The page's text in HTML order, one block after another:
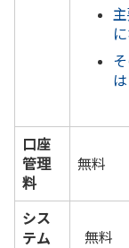
口座
管理
料
無料
シス
テム
無料